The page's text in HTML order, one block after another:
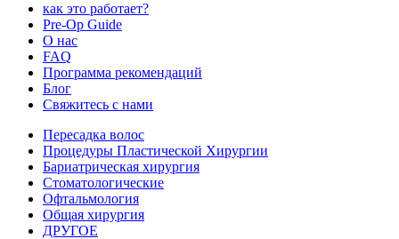
как это работает?
Pre-Op Guide
О нас
FAQ
Программа рекомендаций
Блог
Свяжитесь с нами
Пересадка волос
Процедуры Пластической Хирургии
Бариатрическая хирургия
Стоматологические
Офтальмология
Общая хирургия
ДРУГОЕ